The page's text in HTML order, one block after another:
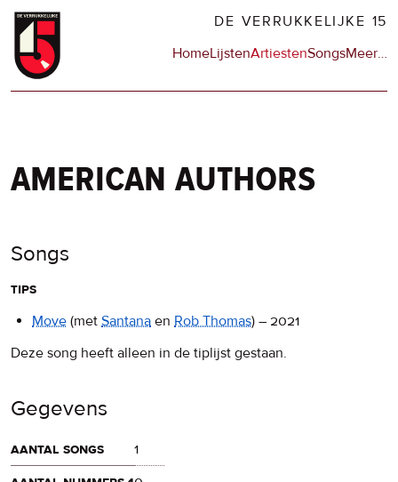
Overslaan
naar
DE VERRUKKELIJKE 15
Hoofdnavigatie
HomeLijstenArtiestenSongsMeerop
…
american authors
Songs
tips
Move (met Santana en Rob Thomas) – 2021
Deze song heeft alleen in de tiplijst gestaan.
Gegevens
aantal songs
1